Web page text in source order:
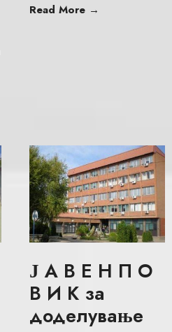
Read More →
Ј А В Е Н П О
В И К за
доделување